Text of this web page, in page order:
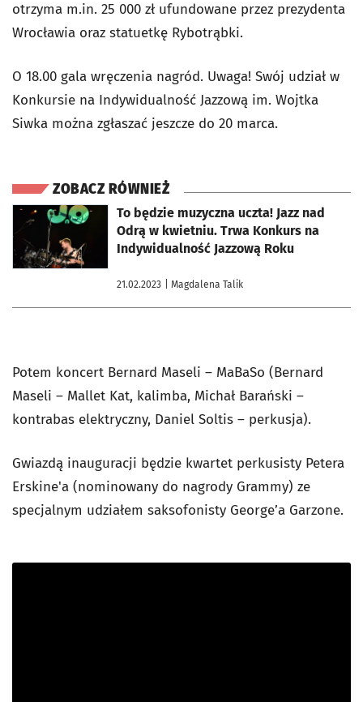
otrzyma m.in. 25 000 zł ufundowane przez prezydenta
Wrocławia oraz statuetkę Rybotrąbki.
O 18.00 gala wręczenia nagród. Uwaga! Swój udział w
Konkursie na Indywidualność Jazzową im. Wojtka
Siwka można zgłaszać jeszcze do 20 marca.
ZOBACZ RÓWNIEŻ
To będzie muzyczna uczta! Jazz nad
Odrą w kwietniu. Trwa Konkurs na
Indywidualność Jazzową Roku
21.02.2023 | Magdalena Talik
otworzy się w nowej karcie
Potem koncert Bernard Maseli – MaBaSo (Bernard
Maseli – Mallet Kat, kalimba, Michał Barański –
kontrabas elektryczny, Daniel Soltis – perkusja).
Gwiazdą inauguracji będzie kwartet perkusisty Petera
Erskine'a (nominowany do nagrody Grammy) ze
specjalnym udziałem saksofonisty George’a Garzone.